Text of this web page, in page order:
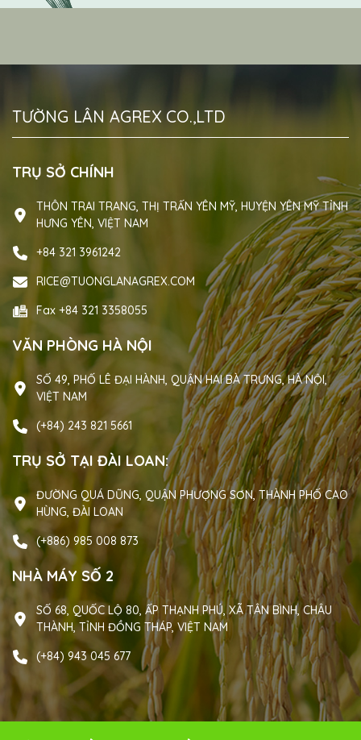
TƯỜNG LÂN AGREX CO.,LTD
TRỤ SỞ CHÍNH
THÔN TRAI TRANG, THỊ TRẤN YÊN MỸ, HUYỆN YÊN MỸ TỈNH
HƯNG YÊN, VIỆT NAM
+84 321 3961242
RICE@TUONGLANAGREX.COM
Fax +84 321 3358055
VĂN PHÒNG HÀ NỘI
SỐ 49, PHỐ LÊ ĐẠI HÀNH, QUẬN HAI BÀ TRƯNG, HÀ NỘI,
VIỆT NAM
(+84) 243 821 5661
TRỤ SỞ TẠI ĐÀI LOAN:
ĐƯỜNG QUÁ DŨNG, QUẬN PHƯỢNG SƠN, THÀNH PHỐ CAO
HÙNG, ĐÀI LOAN
(+886) 985 008 873
NHÀ MÁY SỐ 2
SỐ 68, QUỐC LỘ 80, ẤP THẠNH PHÚ, XÃ TÂN BÌNH, CHÂU
THÀNH, TỈNH ĐỒNG THÁP, VIỆT NAM
(+84) 943 045 677